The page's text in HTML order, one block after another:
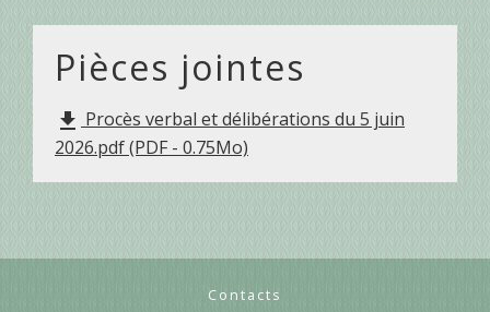
Pièces jointes
file_download Procès verbal et délibérations du 5 juin
2026.pdf (PDF - 0.75Mo)
Contacts